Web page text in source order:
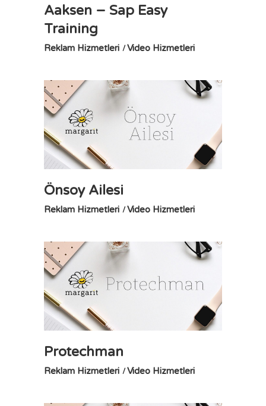
Aaksen – Sap Easy
Training
Reklam Hizmetleri Video Hizmetleri
Önsoy Ailesi
Reklam Hizmetleri Video Hizmetleri
Protechman
Reklam Hizmetleri Video Hizmetleri